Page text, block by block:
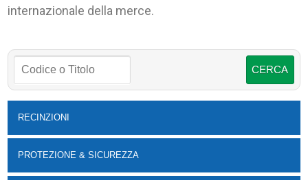
internazionale della merce.
RECINZIONI
PROTEZIONE & SICUREZZA